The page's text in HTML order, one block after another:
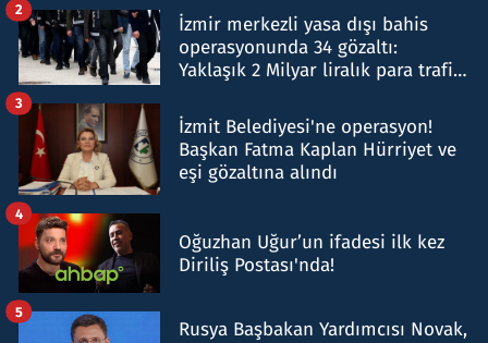
İzmir merkezli yasa dışı bahis
operasyonunda 34 gözaltı:
Yaklaşık 2 Milyar liralık para trafiği
2
İzmit Belediyesi'ne operasyon!
Başkan Fatma Kaplan Hürriyet ve
eşi gözaltına alındı
3
Oğuzhan Uğur’un ifadesi ilk kez
Diriliş Postası'nda!
4
Rusya Başbakan Yardımcısı Novak,
5